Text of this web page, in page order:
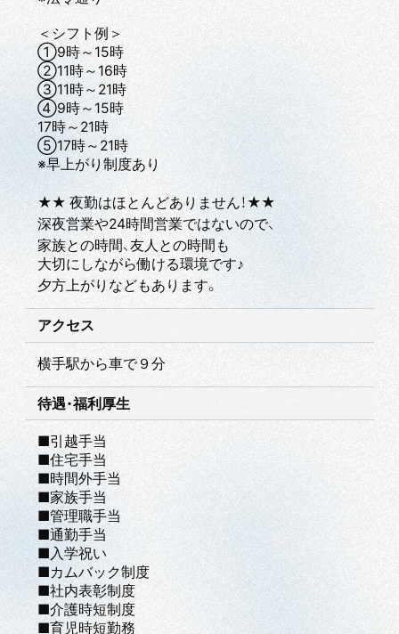
＜シフト例＞
①9時～15時
②11時～16時
③11時～21時
④9時～15時
17時～21時
⑤17時～21時
※早上がり制度あり
★★ 夜勤はほとんどありません！★★
深夜営業や24時間営業ではないので、
家族との時間、友人との時間も
大切にしながら働ける環境です♪
夕方上がりなどもあります。
アクセス
横手駅から車で９分
待遇・福利厚生
■引越手当
■住宅手当
■時間外手当
■家族手当
■管理職手当
■通勤手当
■入学祝い
■カムバック制度
■社内表彰制度
■介護時短制度
■育児時短勤務